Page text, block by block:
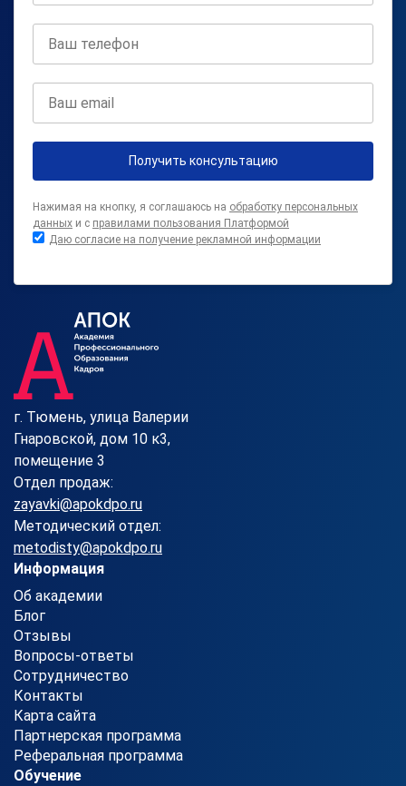
Получить консультацию
Нажимая на кнопку, я соглашаюсь на обработку персональных
данных и с правилами пользования Платформой
Даю согласие на получение рекламной информации
г. Тюмень, улица Валерии
Гнаровской, дом 10 к3,
помещение 3
Отдел продаж:
zayavki@apokdpo.ru
Методический отдел:
metodisty@apokdpo.ru
Информация
Об академии
Блог
Отзывы
Вопросы-ответы
Сотрудничество
Контакты
Карта сайта
Партнерская программа
Реферальная программа
Обучение